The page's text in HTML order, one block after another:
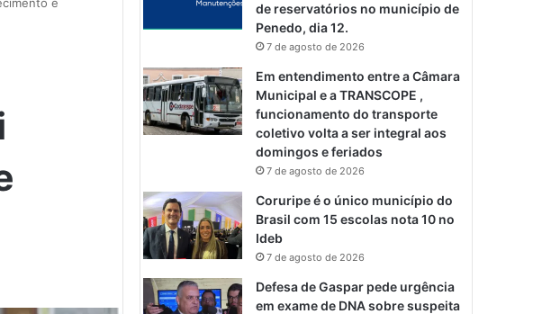
de reservatórios no município de
Penedo, dia 12.
7 de agosto de 2026
Em entendimento entre a Câmara
Municipal e a TRANSCOPE ,
funcionamento do transporte
coletivo volta a ser integral aos
domingos e feriados
7 de agosto de 2026
Coruripe é o único município do
Brasil com 15 escolas nota 10 no
Ideb
7 de agosto de 2026
Defesa de Gaspar pede urgência
em exame de DNA sobre suspeita